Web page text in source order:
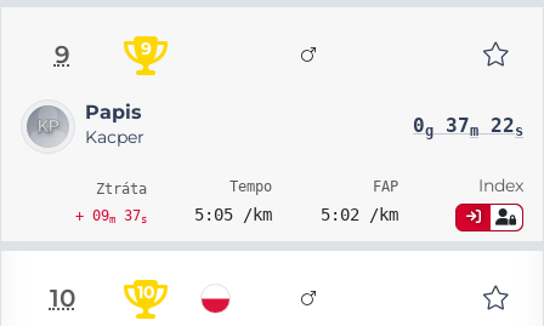
9 9
Papis
Kacper 0g37m22s
Ztráta
+ 09m37s
Tempo
5:05 /km
FAP
5:02 /km
Index
10 10